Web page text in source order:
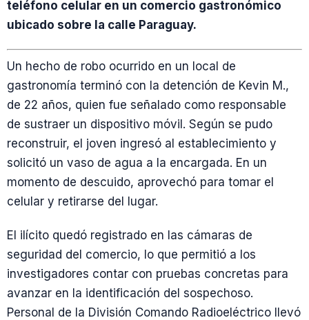
teléfono celular en un comercio gastronómico
ubicado sobre la calle Paraguay.
Un hecho de robo ocurrido en un local de
gastronomía terminó con la detención de Kevin M.,
de 22 años, quien fue señalado como responsable
de sustraer un dispositivo móvil. Según se pudo
reconstruir, el joven ingresó al establecimiento y
solicitó un vaso de agua a la encargada. En un
momento de descuido, aprovechó para tomar el
celular y retirarse del lugar.
El ilícito quedó registrado en las cámaras de
seguridad del comercio, lo que permitió a los
investigadores contar con pruebas concretas para
avanzar en la identificación del sospechoso.
Personal de la División Comando Radioeléctrico llevó